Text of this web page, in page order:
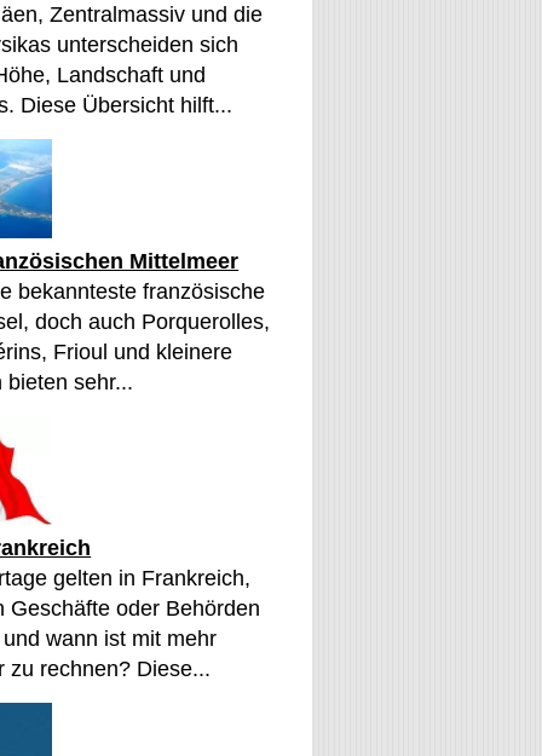
Zentralmassiv und die
unterscheiden sich
Landschaft und
Diese Übersicht hilft...
Mittelmeer
bekannteste französische
doch auch Porquerolles,
Frioul und kleinere
bieten sehr...
gelten in Frankreich,
Geschäfte oder Behörden
wann ist mit mehr
zu rechnen? Diese...